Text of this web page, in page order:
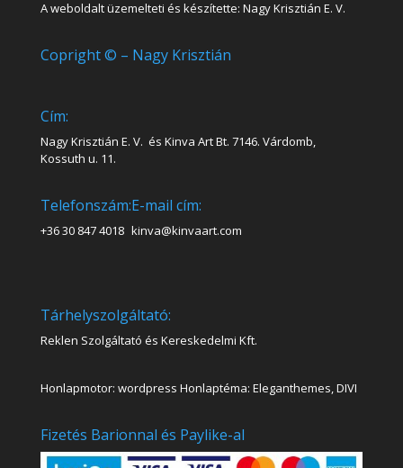
A weboldalt üzemelteti és készítette: Nagy Krisztián E. V.
Copright © – Nagy Krisztián
Cím:
Nagy Krisztián E. V. és Kinva Art Bt. 7146. Várdomb,
Kossuth u. 11.
Telefonszám:
+36 30 847 4018
E-mail cím:
kinva@kinvaart.com
Tárhelyszolgáltató:
Reklen Szolgáltató és Kereskedelmi Kft.
Honlapmotor: wordpress Honlaptéma: Eleganthemes, DIVI
Fizetés Barionnal és Paylike-al